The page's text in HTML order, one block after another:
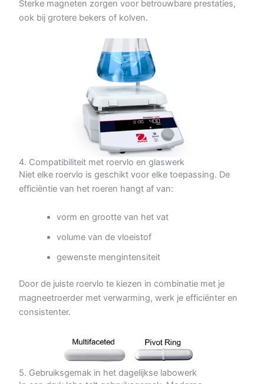
Sterke magneten zorgen voor betrouwbare prestaties,
ook bij grotere bekers of kolven.
4. Compatibiliteit met roervlo en glaswerk
Niet elke roervlo is geschikt voor elke toepassing. De
efficiëntie van het roeren hangt af van:
vorm en grootte van het vat
volume van de vloeistof
gewenste mengintensiteit
Door de juiste roervlo te kiezen in combinatie met je
magneetroerder met verwarming, werk je efficiënter en
consistenter.
5. Gebruiksgemak in het dagelijkse labowerk